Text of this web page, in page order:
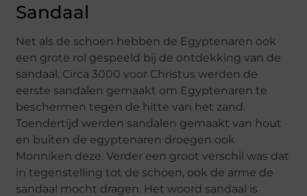
Sandaal
Net als de schoen hebben de Egyptenaren ook
een grote rol gespeeld bij de ontdekking van de
sandaal. Circa 3000 voor Christus werden de
eerste sandalen gemaakt om Egyptenaren te
beschermen tegen de hitte van het zand.
Toendertijd werden sandalen gemaakt van hout
en buiten de egyptenaren droegen ook
Monniken deze. Verder een groot verschil was dat
in tegenstelling tot de schoen, ook de arme de
sandaal mocht dragen. Het woord sandaal is